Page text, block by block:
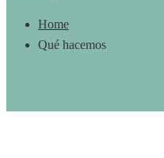
Home
Qué hacemos